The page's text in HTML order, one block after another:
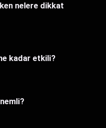
nelere dikkat
kadar etkili?